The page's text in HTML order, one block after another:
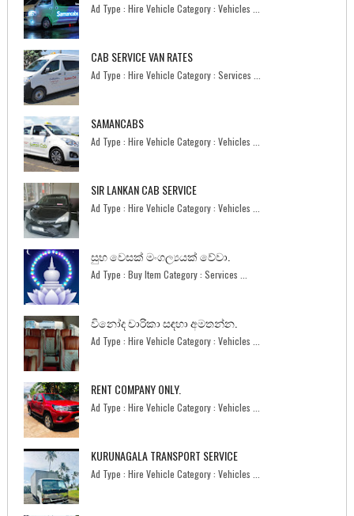
Ad Type : Hire Vehicle Category : Vehicles ...
CAB SERVICE VAN RATES
Ad Type : Hire Vehicle Category : Services ...
SAMANCABS
Ad Type : Hire Vehicle Category : Vehicles ...
SIR LANKAN CAB SERVICE
Ad Type : Hire Vehicle Category : Vehicles ...
සුභ වෙසක් මංගල්‍යයක් වේවා.
Ad Type : Buy Item Category : Services ...
විනෝද චාරිකා සඳහා අමතන්න.
Ad Type : Hire Vehicle Category : Vehicles ...
RENT COMPANY ONLY.
Ad Type : Hire Vehicle Category : Vehicles ...
KURUNAGALA TRANSPORT SERVICE
Ad Type : Hire Vehicle Category : Vehicles ...